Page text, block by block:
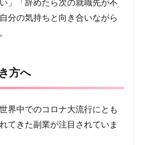
分の気持ちと向き合いながら
方へ
世界中でのコロナ大流行にとも
てきた副業が注目されていま